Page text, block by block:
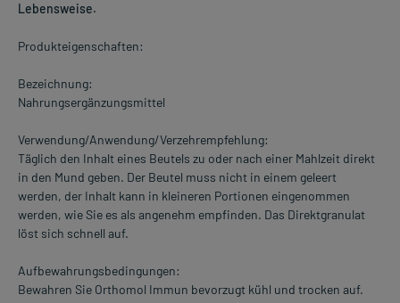
Lebensweise.
Produkteigenschaften:
Bezeichnung:
Nahrungsergänzungsmittel
Verwendung/Anwendung/Verzehrempfehlung:
Täglich den Inhalt eines Beutels zu oder nach einer Mahlzeit direkt
in den Mund geben. Der Beutel muss nicht in einem geleert
werden, der Inhalt kann in kleineren Portionen eingenommen
werden, wie Sie es als angenehm empfinden. Das Direktgranulat
löst sich schnell auf.
Aufbewahrungsbedingungen:
Bewahren Sie Orthomol Immun bevorzugt kühl und trocken auf.